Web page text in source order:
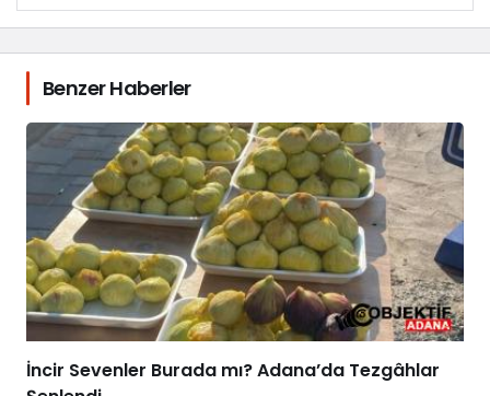
Benzer Haberler
İncir Sevenler Burada mı? Adana’da Tezgâhlar